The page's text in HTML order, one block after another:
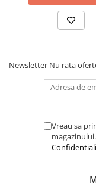
Fond de janta
Sei si tija sa bicicleta
Sei
Coliere si cleme sa
Foi angrenaj
Angrenaj pedalier
Newsletter Nu rata
Vreau sa